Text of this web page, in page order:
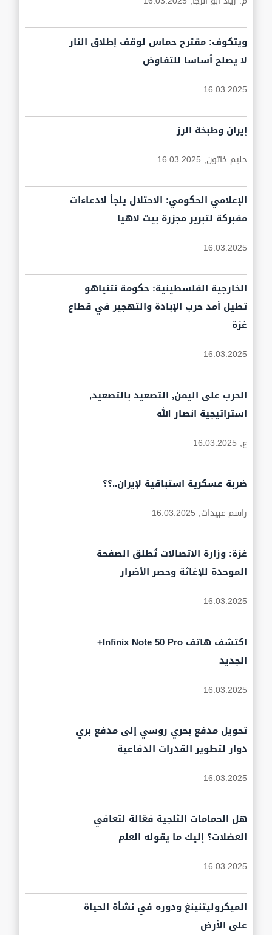
ويتكوف: مقترح حماس لوقف إطلاق النار
لا يصلح أساسا للتفاوض
16.03.2025
إيران وطبخة الرز
حليم خاتون, 16.03.2025
‏الإعلامي الحكومي: الاحتلال يلجأ لادعاءات
مفبركة لتبرير مجزرة بيت لاهيا
16.03.2025
الخارجية الفلسطينية: حكومة نتنياهو
تطيل أمد حرب الإبادة والتهجير في قطاع
غزة
16.03.2025
الحرب على اليمن, التصعيد بالتصعيد,
استراتيجية انصار الله
ع, 16.03.2025
ضربة عسكرية استباقية لإيران..؟؟
راسم عبيدات, 16.03.2025
غزة: وزارة الاتصالات تُطلق الصفحة
الموحدة للإغاثة وحصر الأضرار
16.03.2025
اكتشف هاتف Infinix Note 50 Pro+
الجديد
16.03.2025
تحويل مدفع بحري روسي إلى مدفع بري
دوار لتطوير القدرات الدفاعية
16.03.2025
هل الحمامات الثلجية فعّالة لتعافي
العضلات؟ إليك ما يقوله العلم
16.03.2025
الميكروليتنينغ ودوره في نشأة الحياة
على الأرض